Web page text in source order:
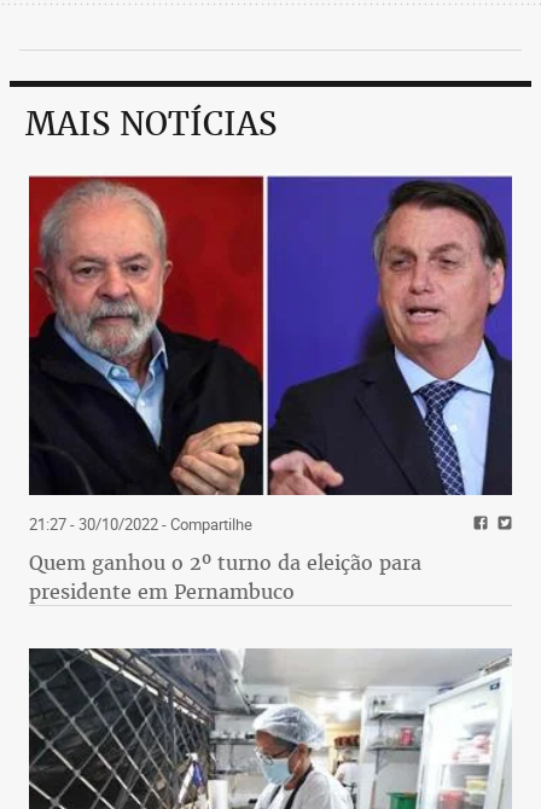
MAIS NOTÍCIAS
21:27 - 30/10/2022- Compartilhe
Quem ganhou o 2º turno da eleição para
presidente em Pernambuco